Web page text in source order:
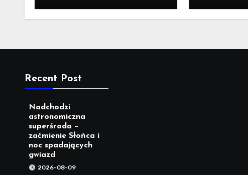
gwiazd
[ZDJĘCIA]
Recent Post
Nadchodzi
astronomiczna
superśroda –
zaćmienie Słońca i
noc spadających
gwiazd
2026-08-09